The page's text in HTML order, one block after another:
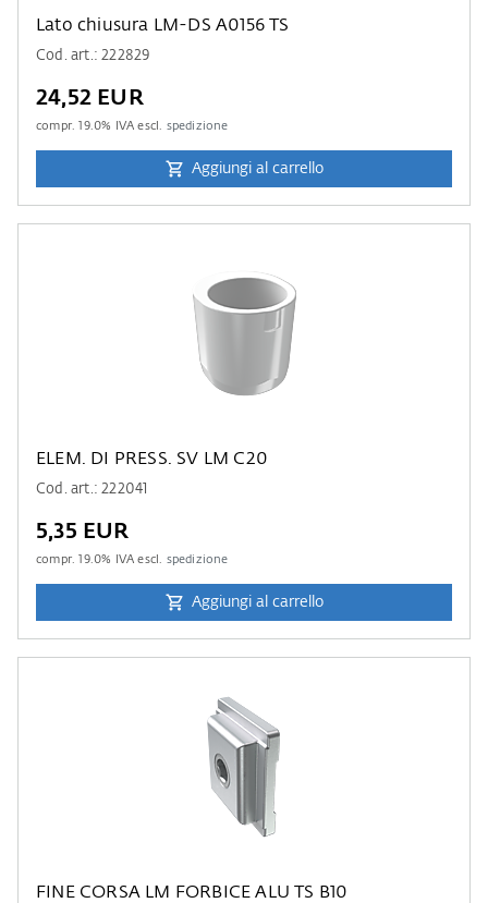
Lato chiusura LM-DS A0156 TS
Cod. art.: 222829
24,52 EUR
compr.19.0% IVA escl. spedizione
Aggiungi al carrello
ELEM. DI PRESS. SV LM C20
Cod. art.: 222041
5,35 EUR
compr.19.0% IVA escl. spedizione
Aggiungi al carrello
FINE CORSA LM FORBICE ALU TS B10